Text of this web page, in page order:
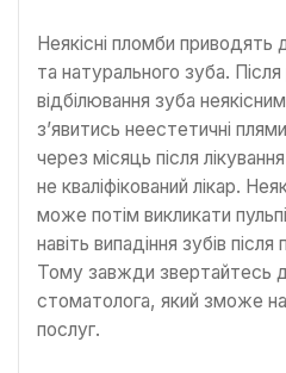
Неякісні пломби приводять
та натурального зуба. Після
відбілювання зуба
з’явитись неестетичні
через місяць після
не кваліфікований лікар.
може потім викликати
навіть випадіння зубів після
Тому завжди звертайтесь
стоматолога, який зможе
послуг.